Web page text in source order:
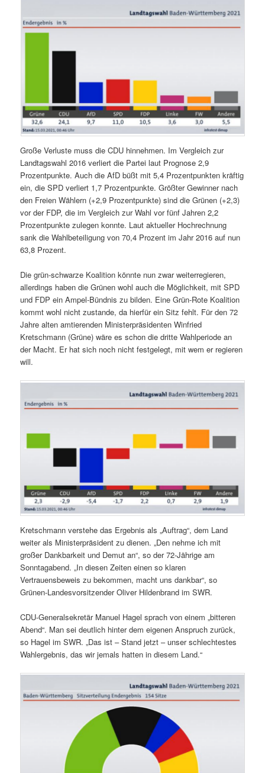
Große Verluste muss die CDU hinnehmen. Im Vergleich zur
Landtagswahl 2016 verliert die Partei laut Prognose 2,9
Prozentpunkte. Auch die AfD büßt mit 5,4 Prozentpunkten kräftig
ein, die SPD verliert 1,7 Prozentpunkte. Größter Gewinner nach
den Freien Wählern (+2,9 Prozentpunkte) sind die Grünen (+2,3)
vor der FDP, die im Vergleich zur Wahl vor fünf Jahren 2,2
Prozentpunkte zulegen konnte. Laut aktueller Hochrechnung
sank die Wahlbeteiligung von 70,4 Prozent im Jahr 2016 auf nun
63,8 Prozent.
Die grün-schwarze Koalition könnte nun zwar weiterregieren,
allerdings haben die Grünen wohl auch die Möglichkeit, mit SPD
und FDP ein Ampel-Bündnis zu bilden. Eine Grün-Rote Koalition
kommt wohl nicht zustande, da hierfür ein Sitz fehlt. Für den 72
Jahre alten amtierenden Ministerpräsidenten Winfried
Kretschmann (Grüne) wäre es schon die dritte Wahlperiode an
der Macht. Er hat sich noch nicht festgelegt, mit wem er regieren
will.
Kretschmann verstehe das Ergebnis als „Auftrag“, dem Land
weiter als Ministerpräsident zu dienen. „Den nehme ich mit
großer Dankbarkeit und Demut an“, so der 72-Jährige am
Sonntagabend. „In diesen Zeiten einen so klaren
Vertrauensbeweis zu bekommen, macht uns dankbar“, so
Grünen-Landesvorsitzender Oliver Hildenbrand im SWR.
CDU-Generalsekretär Manuel Hagel sprach von einem „bitteren
Abend“. Man sei deutlich hinter dem eigenen Anspruch zurück,
so Hagel im SWR. „Das ist – Stand jetzt – unser schlechtestes
Wahlergebnis, das wir jemals hatten in diesem Land.“